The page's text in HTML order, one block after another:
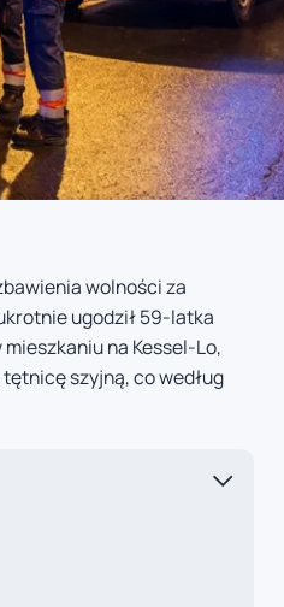
wolności za
ugodził 59-latka
na Kessel-Lo,
szyjną, co według